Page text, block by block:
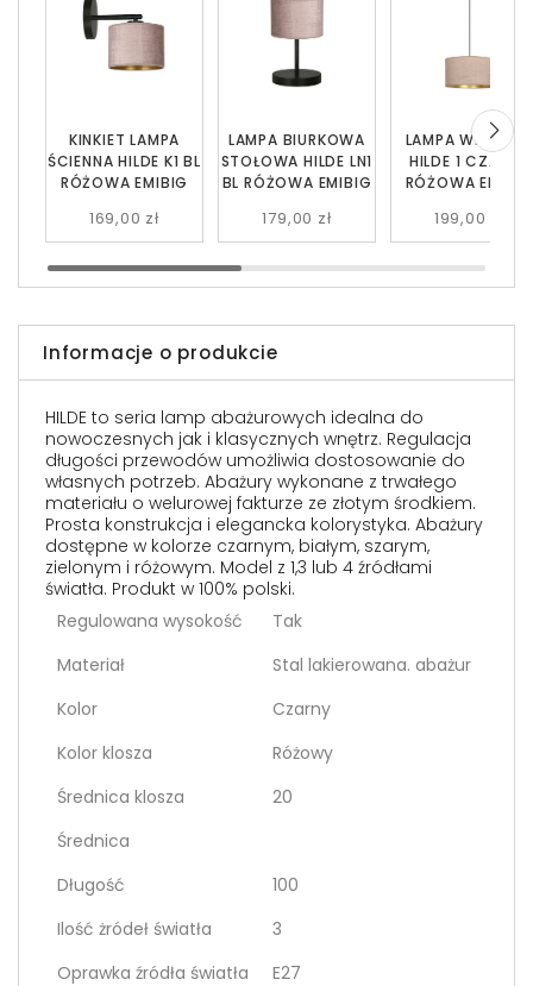
LAMPA WISZĄCA
HILDE 1 CZARNA
RÓŻOWA EMIBIG
199,00 zł
KINKIET LAMPA
ŚCIENNA HILDE K1 BL
RÓŻOWA EMIBIG
169,00 zł
LAMPA BIURKOWA
STOŁOWA HILDE LN1
BL RÓŻOWA EMIBIG
179,00 zł
Informacje o produkcie
HILDE to seria lamp abażurowych idealna do
nowoczesnych jak i klasycznych wnętrz. Regulacja
długości przewodów umożliwia dostosowanie do
własnych potrzeb. Abażury wykonane z trwałego
materiału o welurowej fakturze ze złotym środkiem.
Prosta konstrukcja i elegancka kolorystyka. Abażury
dostępne w kolorze czarnym, białym, szarym,
zielonym i różowym. Model z 1,3 lub 4 źródłami
światła. Produkt w 100% polski.
Regulowana wysokość
Tak
Materiał
Stal lakierowana. abażur
Kolor
Czarny
Kolor klosza
Różowy
Średnica klosza
20
Średnica
Długość
100
Ilość żródeł światła
3
Oprawka źródła światła
E27